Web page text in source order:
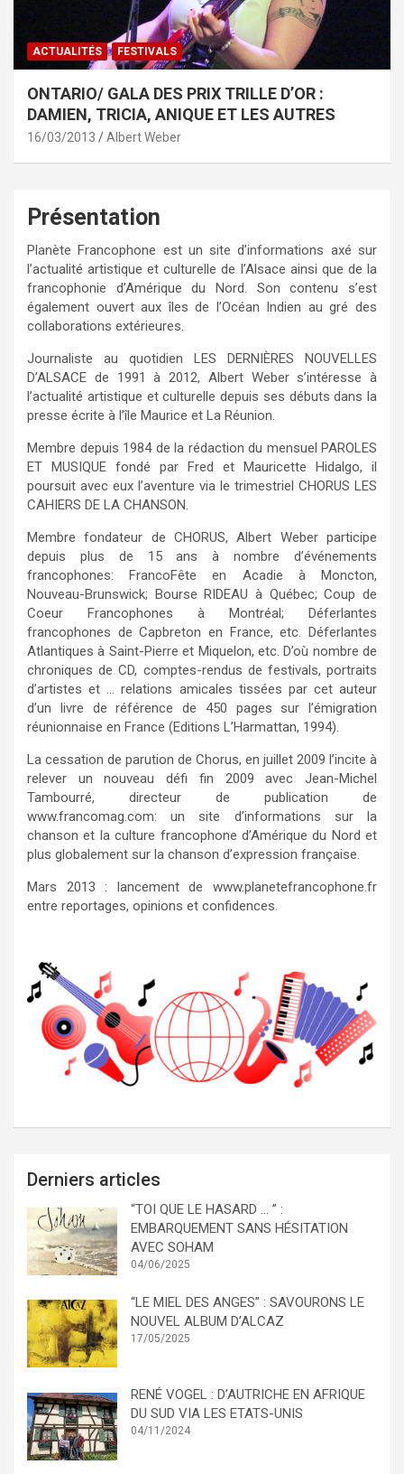
ACTUALITÉS FESTIVALS
ONTARIO/ GALA DES PRIX TRILLE D’OR :
DAMIEN, TRICIA, ANIQUE ET LES AUTRES
16/03/2013 Albert Weber
Présentation
Planète Francophone est un site d’informations axé sur
l’actualité artistique et culturelle de l’Alsace ainsi que de la
francophonie d’Amérique du Nord. Son contenu s’est
également ouvert aux îles de l’Océan Indien au gré des
collaborations extérieures.
Journaliste au quotidien LES DERNIÈRES NOUVELLES
D’ALSACE de 1991 à 2012, Albert Weber s’intéresse à
l’actualité artistique et culturelle depuis ses débuts dans la
presse écrite à l’île Maurice et La Réunion.
Membre depuis 1984 de la rédaction du mensuel PAROLES
ET MUSIQUE fondé par Fred et Mauricette Hidalgo, il
poursuit avec eux l’aventure via le trimestriel CHORUS LES
CAHIERS DE LA CHANSON.
Membre fondateur de CHORUS, Albert Weber participe
depuis plus de 15 ans à nombre d’événements
francophones: FrancoFête en Acadie à Moncton,
Nouveau-Brunswick; Bourse RIDEAU à Québec; Coup de
Coeur Francophones à Montréal; Déferlantes
francophones de Capbreton en France, etc. Déferlantes
Atlantiques à Saint-Pierre et Miquelon, etc. D’où nombre de
chroniques de CD, comptes-rendus de festivals, portraits
d’artistes et … relations amicales tissées par cet auteur
d’un livre de référence de 450 pages sur l’émigration
réunionnaise en France (Editions L’Harmattan, 1994).
La cessation de parution de Chorus, en juillet 2009 l’incite à
relever un nouveau défi fin 2009 avec Jean-Michel
Tambourré, directeur de publication de
www.francomag.com: un site d’informations sur la
chanson et la culture francophone d’Amérique du Nord et
plus globalement sur la chanson d’expression française.
Mars 2013 : lancement de www.planetefrancophone.fr
entre reportages, opinions et confidences.
Derniers articles
“TOI QUE LE HASARD … ” :
EMBARQUEMENT SANS HÉSITATION
AVEC SOHAM
04/06/2025
“LE MIEL DES ANGES” : SAVOURONS LE
NOUVEL ALBUM D’ALCAZ
17/05/2025
RENÉ VOGEL : D’AUTRICHE EN AFRIQUE
DU SUD VIA LES ETATS-UNIS
04/11/2024